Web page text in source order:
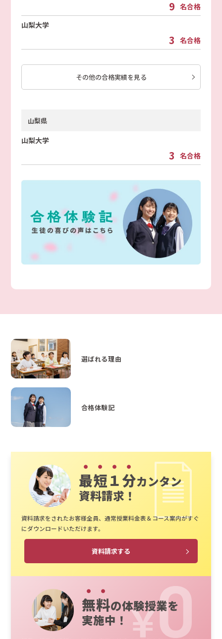
9 名合格
山梨大学
3 名合格
その他の合格実績を見る
山梨県
山梨大学
3 名合格
選ばれる理由
合格体験記
最短１分カンタン
資料請求！
資料請求をされたお客様全員、通常授業料金表＆コース案内がすぐ
にダウンロードいただけます。
資料請求する
無料の体験授業を
実施中！